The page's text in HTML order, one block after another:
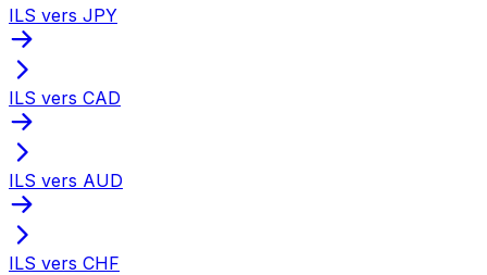
ILS vers JPY
ILS vers CAD
ILS vers AUD
ILS vers CHF